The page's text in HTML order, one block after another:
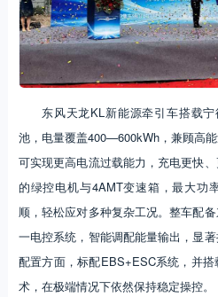
东风天龙KL新能源牵引车搭载
池，电量覆盖400—600kWh，兼顾高
可实现更高电流过载能力，充电更快
的绿控电机与4AMT变速箱，最大功
顺，轻松应对多种复杂工况。整车配
一电控系统，智能调配能量输出，显
配置方面，标配EBS+ESC系统，并
术，在极端情况下依然保持稳定操控。